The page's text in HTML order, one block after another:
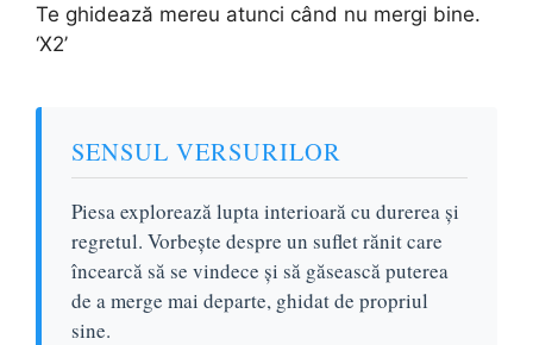
Te ghidează mereu atunci când nu mergi bine.
‘X2’
SENSUL VERSURILOR
Piesa explorează lupta interioară cu durerea și
regretul. Vorbește despre un suflet rănit care
încearcă să se vindece și să găsească puterea
de a merge mai departe, ghidat de propriul
sine.